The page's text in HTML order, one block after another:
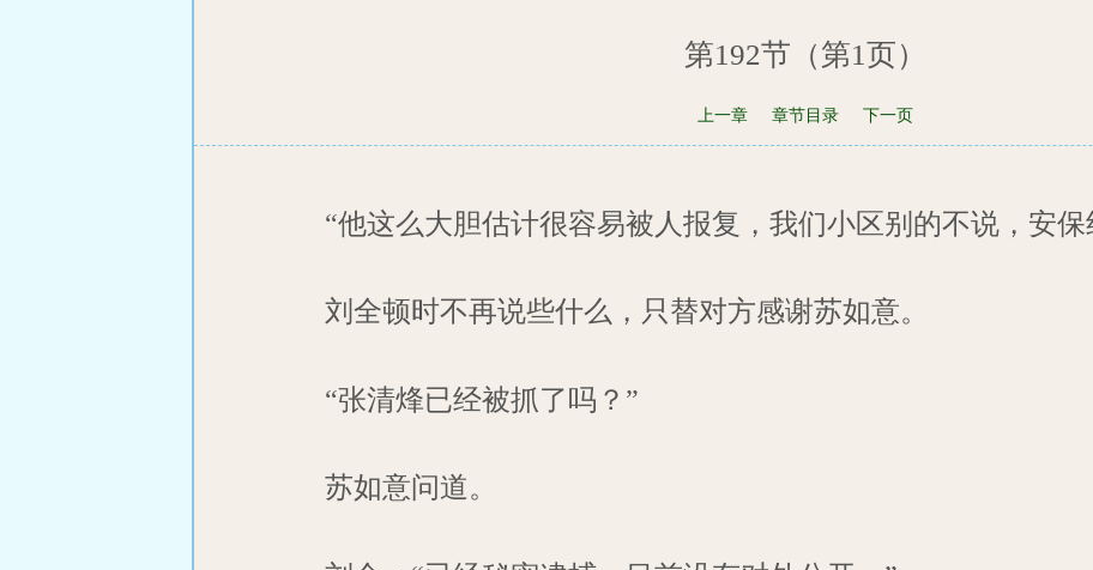
第192节（第1页）
上一章 章节目录 下一页
“他这么大胆估计很容易被人报复，我们小区别的不说，安
刘全顿时不再说些什么，只替对方感谢苏如意。
“张清烽已经被抓了吗？”
苏如意问道。